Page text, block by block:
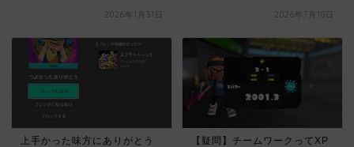
2026年1月31日 2026年7月10日
上手かった味方にありがとう
【疑問】チームワークってXP